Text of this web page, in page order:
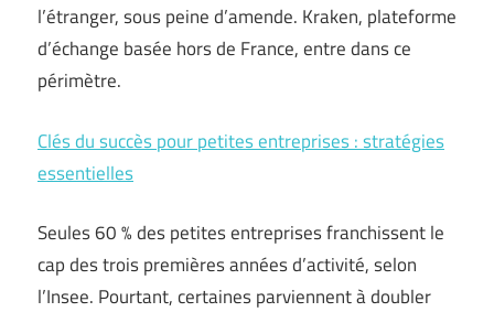
l’étranger, sous peine d’amende. Kraken, plateforme
d’échange basée hors de France, entre dans ce
périmètre.
Clés du succès pour petites entreprises : stratégies
essentielles
Seules 60 % des petites entreprises franchissent le
cap des trois premières années d’activité, selon
l’Insee. Pourtant, certaines parviennent à doubler